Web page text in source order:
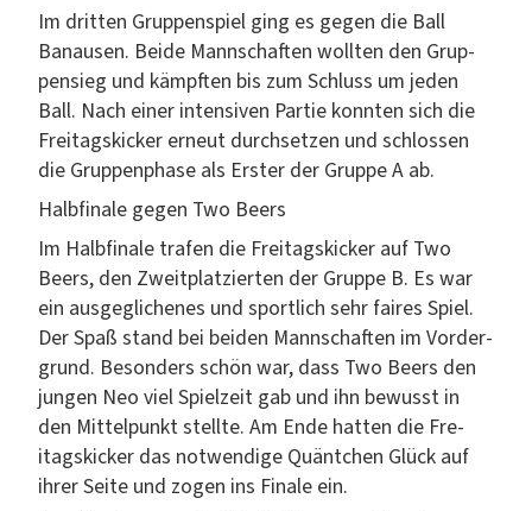
Im drit­ten Grup­pen­spiel ging es gegen die Ball
Banau­sen. Bei­de Mannschaften woll­ten den Grup­
pen­sieg und kämpften bis zum Schluss um jeden
Ball. Nach ein­er inten­siv­en Par­tie kon­nten sich die
Fre­itags­kick­er erneut durch­set­zen und schlossen
die Grup­pen­phase als Erster der Gruppe A ab.
Halb­fi­nale gegen Two Beers
Im Halb­fi­nale trafen die Fre­itags­kick­er auf Two
Beers, den Zweit­platzierten der Gruppe B. Es war
ein aus­geglich­enes und sportlich sehr faires Spiel.
Der Spaß stand bei bei­den Mannschaften im Vorder­
grund. Beson­ders schön war, dass Two Beers den
jun­gen Neo viel Spielzeit gab und ihn bewusst in
den Mit­telpunkt stellte. Am Ende hat­ten die Fre­
itags­kick­er das notwendi­ge Quäntchen Glück auf
ihrer Seite und zogen ins Finale ein.